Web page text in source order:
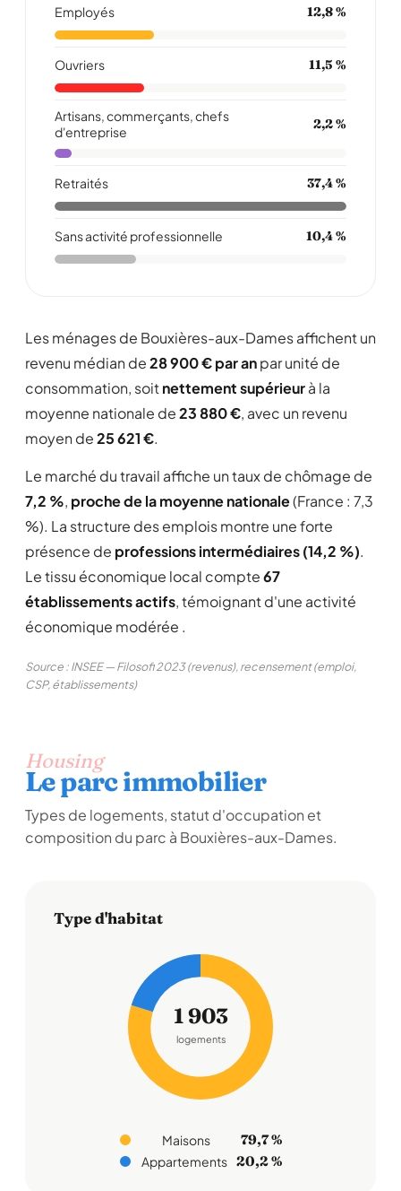
Employés 12,8 %
Ouvriers 11,5 %
Artisans, commerçants, chefs
d'entreprise
2,2 %
Retraités 37,4 %
Sans activité professionnelle 10,4 %
Les ménages de Bouxières-aux-Dames affichent un
revenu médian de28 900 € par anpar unité de
consommation, soitnettement supérieurà la
moyenne nationale de23 880 €, avec un revenu
moyen de25 621 €.
Le marché du travail affiche un taux de chômage de
7,2 %, proche de la moyenne nationale(France : 7,3
%). La structure des emplois montre une forte
présence de professions intermédiaires (14,2 %).
Le tissu économique local compte67
établissements actifs, témoignant d'une activité
économique modérée .
Source : INSEE — Filosofi 2023 (revenus), recensement (emploi,
CSP, établissements)
Housing
Le parc immobilier
Types de logements, statut d'occupation et
composition du parc à Bouxières-aux-Dames.
Type d'habitat
1 903
logements
Maisons 79,7 %
Appartements 20,2 %